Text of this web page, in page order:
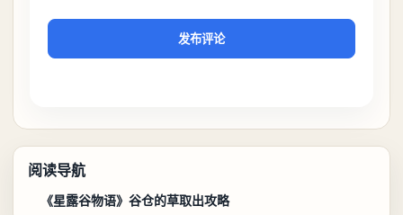
发布评论
阅读导航
《星露谷物语》谷仓的草取出攻略